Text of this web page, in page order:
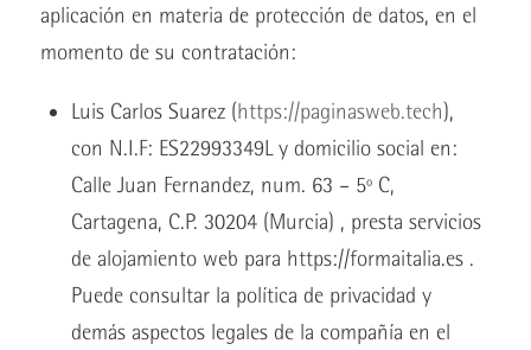
aplicación en materia de protección de datos, en el
momento de su contratación:
Luis Carlos Suarez (https://paginasweb.tech),
con N.I.F: ES22993349L y domicilio social en:
Calle Juan Fernandez, num. 63 – 5º C,
Cartagena, C.P. 30204 (Murcia) , presta servicios
de alojamiento web para https://formaitalia.es .
Puede consultar la política de privacidad y
demás aspectos legales de la compañía en el